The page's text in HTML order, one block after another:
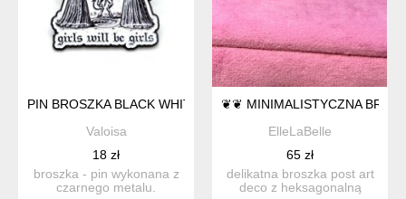
PIN BROSZKA BLACK WHITE CZAROWNICE
Valoisa
18 zł
broszka - pin wykonana z
czarnego metalu.
❦❦ MINIMALISTYCZNA
ElleLaBelle
65 zł
delikatna broszka post art
deco z heksagonalną